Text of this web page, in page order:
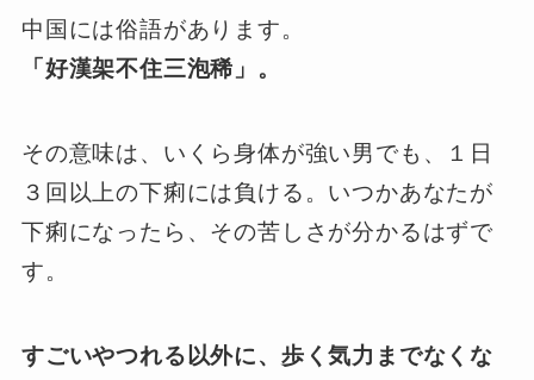
中国には俗語があります。
「好漢架不住三泡稀」。
その意味は、いくら身体が強い男でも、１日
３回以上の下痢には負ける。いつかあなたが
下痢になったら、その苦しさが分かるはずで
す。
すごいやつれる以外に、歩く気力までなくな